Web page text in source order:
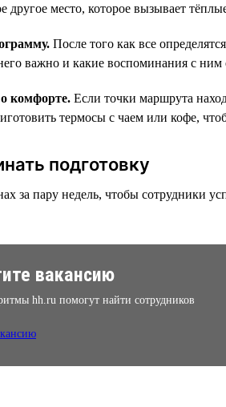
другое место, которое вызывает
После того как все
важно и какие воспоминания с ним
о комфорте. Если точки маршрута
термосы с чаем или кофе,
подготовку
за пару недель, чтобы сотрудники
вакансию
hh.ru помогут найти сотрудников